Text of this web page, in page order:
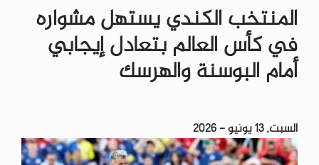
المنتخب الكندي يستهل مشواره
في كأس العالم بتعادل إيجابي
أمام البوسنة والهرسك
السبت, 13 يونيو - 2026